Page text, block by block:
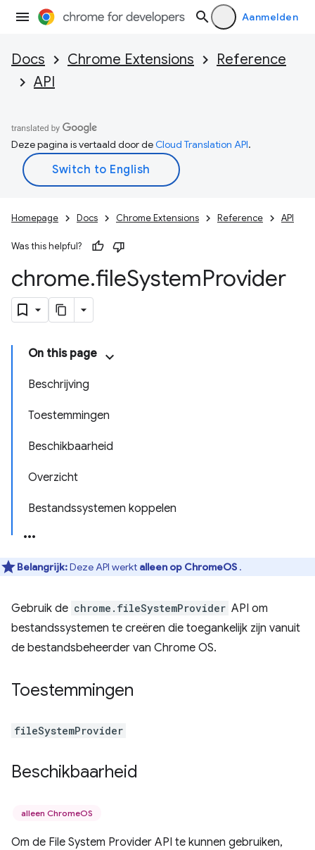
Aanmelden
Docs Chrome Extensions
Reference
API
Deze pagina is vertaald door deCloud Translation API.
Homepage Docs Chrome Extensions Reference API
Was this helpful?
chrome.fileSystemProvider
On this page
Beschrijving
Toestemmingen
Beschikbaarheid
Overzicht
Bestandssystemen koppelen
Belangrijk:Deze API werkt alleen op ChromeOS .
Gebruik de chrome.fileSystemProvider API om
bestandssystemen te creëren die toegankelijk zijn vanuit
de bestandsbeheerder van Chrome OS.
Toestemmingen
fileSystemProvider
Beschikbaarheid
alleen ChromeOS
Om de File System Provider API te kunnen gebruiken,